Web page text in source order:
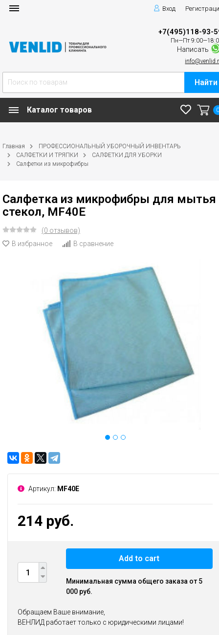
Вход
+7(495)118-93-
Пн—Пт
Написать
Найти
Каталог товаров
Главная
ПРОФЕССИОНАЛЬНЫЙ УБОРОЧНЫЙ ИНВЕНТАРЬ
САЛФЕТКИ И ТРЯПКИ
САЛФЕТКИ ДЛЯ УБОРКИ
Салфетки из микрофибры
Салфетка из микрофибры для мытья
стекол, MF40E
(0 отзывов)
В избранное
В сравнение
Артикул: MF40E
214 руб.
Add to cart
Минимальная сумма общего заказа от 5
000 руб.
Обращаем Ваше внимание,
ВЕНЛИД работает только с юридическими лицами!